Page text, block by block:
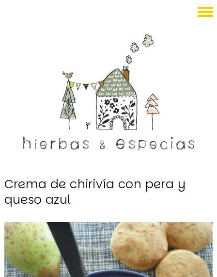
Crema de chirivía con pera y
queso azul